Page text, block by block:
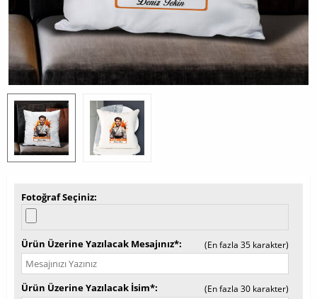
Fotoğraf Seçiniz
Ürün Üzerine Yazılacak Mesajınız* (En fazla 35 karakter)
Ürün Üzerine Yazılacak İsim* (En fazla 30 karakter)